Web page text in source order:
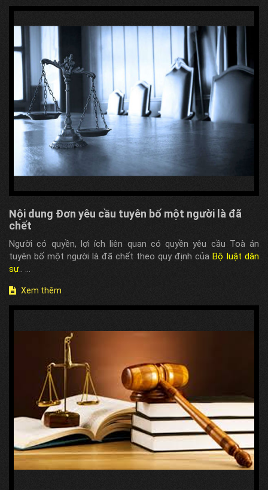
Nội dung Đơn yêu cầu tuyên bố một người là đã
chết
Người có quyền, lợi ích liên quan có quyền yêu cầu Toà án
tuyên bố một người là đã chết theo quy định của Bộ luật dân
sự
Xem thêm